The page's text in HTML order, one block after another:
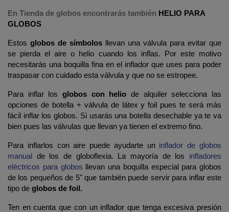
En Tienda de globos encontrarás también HELIO PARA
GLOBOS
Estos globos de símbolos llevan una válvula para evitar que
se pierda el aire o helio cuando los inflas. Por este motivo
necesitarás una boquilla fina en el inflador que uses para poder
traspasar con cuidado esta válvula y que no se estropee.
Para inflar los globos con helio de alquiler selecciona las
opciones de botella + válvula de látex y foil pues te será más
fácil inflar los globos. Si usarás una botella desechable ya te va
bien pues las válvulas que llevan ya tienen el extremo fino.
Para inflarlos con aire puede ayudarte un inflador de globos
manual de los de globoflexia. La mayoría de los infladores
eléctricos para globos llevan una boquilla especial para globos
de los pequeños de 5" que también puede servir para inflar este
tipo de globos de foil.
Ten en cuenta que con un inflador que tenga excesiva presión